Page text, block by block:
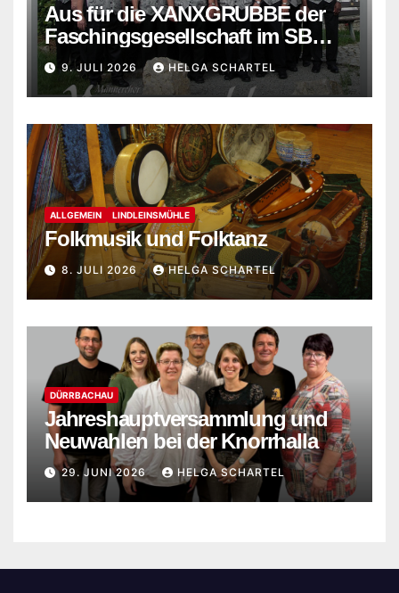
Aus für die XANXGRUBBE der
Faschingsgesellschaft im SB
Versbach
9. JULI 2026 HELGA SCHARTEL
ALLGEMEIN LINDLEINSMÜHLE
Folkmusik und Folktanz
8. JULI 2026 HELGA SCHARTEL
DÜRRBACHAU
Jahreshauptversammlung und
Neuwahlen bei der Knorrhalla
29. JUNI 2026 HELGA SCHARTEL